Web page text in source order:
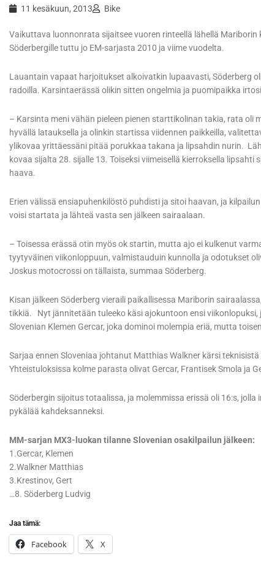
11 kesäkuun, 2013 Bike
Vaikuttava luonnonrata sijaitsee vuoren rinteellä lähellä
Söderbergille tuttu jo EM-sarjasta 2010 ja viime vuodelta.
Lauantain vapaat harjoitukset alkoivatkin lupaavasti, Söderberg
radoilla. Karsintaerässä olikin sitten ongelmia ja puomipaikka
– Karsinta meni vähän pieleen pienen starttikolinan takia, rata oli
hyvällä latauksella ja olinkin startissa viidennen paikkeilla,
ylikovaa yrittäessäni pitää porukkaa takana ja lipsahdin nurin.
kovaa sijalta 28. sijalle 13. Toiseksi viimeisellä kierroksella
haava.
Erien välissä ensiapuhenkilöstö puhdisti ja sitoi haavan, ja
voisi startata ja lähteä vasta sen jälkeen sairaalaan.
– Toisessa erässä otin myös ok startin, mutta ajo ei kulkenut
tyytyväinen viikonloppuun, valmistauduin kunnolla ja odotukset
Joskus motocrossi on tällaista, summaa Söderberg.
Kisan jälkeen Söderberg vieraili paikallisessa Mariborin
tikkiä. Nyt jännitetään tuleeko käsi ajokuntoon ensi
Slovenian Klemen Gercar, joka dominoi molempia eriä, mutta
Sarjaa ennen Sloveniaa johtanut Matthias Walkner kärsi
Yhteistuloksissa kolme parasta olivat Gercar, Frantisek Smola ja
Söderbergin sijoitus totaalissa, ja molemmissa erissä oli 16:s,
pykälää kahdeksanneksi.
MM-sarjan MX3-luokan tilanne Slovenian osakilpailun jälkeen:
1.Gercar, Klemen
2.Walkner Matthias
3.Krestinov, Gert
…8. Söderberg Ludvig
Jaa tämä:
Facebook X